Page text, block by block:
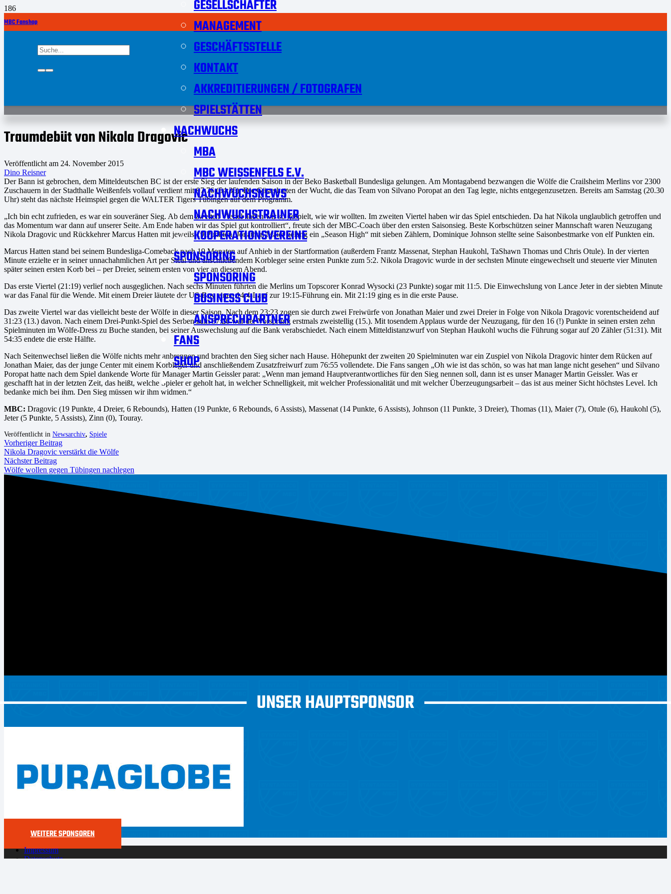
MBC Fanshop
GESELLSCHAFTER
MANAGEMENT
GESCHÄFTSSTELLE
KONTAKT
AKKREDITIERUNGEN / FOTOGRAFEN
SPIELSTÄTTEN
NACHWUCHS
MBA
MBC WEISSENFELS E.V.
NACHWUCHSNEWS
NACHWUCHSTRAINER
KOOPERATIONSVEREINE
SPONSORING
SPONSORING
BUSINESS CLUB
ANSPRECHPARTNER
FANS
SHOP
Traumdebüt von Nikola Dragovic
Veröffentlicht am 24. November 2015
Dino Reisner
Der Bann ist gebrochen, dem Mitteldeutschen BC ist der erste Sieg der laufenden Saison in der Beko Basketball Bundesliga gelungen. Am Montagabend bezwangen die Wölfe die Crailsheim Merlins vor 2300
Zuschauern in der Stadthalle Weißenfels vollauf verdient mit 97:76 (54:35). Die Gäste hatten der Wucht, die das Team von Silvano Poropat an den Tag legte, nichts entgegenzusetzen. Bereits am Samstag (20.30
Uhr) steht das nächste Heimspiel gegen die WALTER Tigers Tübingen auf dem Programm.
„Ich bin echt zufrieden, es war ein souveräner Sieg. Ab dem zweiten Viertel haben wir so gespielt, wie wir wollten. Im zweiten Viertel haben wir das Spiel entschieden. Da hat Nikola unglaublich getroffen und
das Momentum war dann auf unserer Seite. Am Ende haben wir das Spiel gut kontrolliert“, freute sich der MBC-Coach über den ersten Saisonsieg. Beste Korbschützen seiner Mannschaft waren Neuzugang
Nikola Dragovic und Rückkehrer Marcus Hatten mit jeweils 19 Punkten, Jonathan Maier gelang ein „Season High“ mit sieben Zählern, Dominique Johnson stellte seine Saisonbestmarke von elf Punkten ein.
Marcus Hatten stand bei seinem Bundesliga-Comeback nach 19 Monaten auf Anhieb in der Startformation (außerdem Frantz Massenat, Stephan Haukohl, TaShawn Thomas und Chris Otule). In der vierten
Minute erzielte er in seiner unnachahmlichen Art per Steal und anschließendem Korbleger seine ersten Punkte zum 5:2. Nikola Dragovic wurde in der sechsten Minute eingewechselt und steuerte vier Minuten
später seinen ersten Korb bei – per Dreier, seinem ersten von vier an diesem Abend.
Das erste Viertel (21:19) verlief noch ausgeglichen. Nach sechs Minuten führten die Merlins um Topscorer Konrad Wysocki (23 Punkte) sogar mit 11:5. Die Einwechslung von Lance Jeter in der siebten Minute
war das Fanal für die Wende. Mit einem Dreier läutete der US-Boy einen 14:4-Lauf zur 19:15-Führung ein. Mit 21:19 ging es in die erste Pause.
Das zweite Viertel war das vielleicht beste der Wölfe in dieser Saison. Nach dem 23:23 zogen sie durch zwei Freiwürfe von Jonathan Maier und zwei Dreier in Folge von Nikola Dragovic vorentscheidend auf
31:23 (13.) davon. Nach einem Drei-Punkt-Spiel des Serben zum 37:26 war der Vorsprung erstmals zweistellig (15.). Mit tosendem Applaus wurde der Neuzugang, für den 16 (!) Punkte in seinen ersten zehn
Spielminuten im Wölfe-Dress zu Buche standen, bei seiner Auswechslung auf die Bank verabschiedet. Nach einem Mitteldistanzwurf von Stephan Haukohl wuchs die Führung sogar auf 20 Zähler (51:31). Mit
54:35 endete die erste Hälfte.
Nach Seitenwechsel ließen die Wölfe nichts mehr anbrennen und brachten den Sieg sicher nach Hause. Höhepunkt der zweiten 20 Spielminuten war ein Zuspiel von Nikola Dragovic hinter dem Rücken auf
Jonathan Maier, das der junge Center mit einem Korbleger und anschließendem Zusatzfreiwurf zum 76:55 vollendete. Die Fans sangen „Oh wie ist das schön, so was hat man lange nicht gesehen“ und Silvano
Poropat hatte nach dem Spiel dankende Worte für Manager Martin Geissler parat: „Wenn man jemand Hauptverantwortliches für den Sieg nennen soll, dann ist es unser Manager Martin Geissler. Was er
geschafft hat in der letzten Zeit, das heißt, welche Spieler er geholt hat, in welcher Schnelligkeit, mit welcher Professionalität und mit welcher Überzeugungsarbeit – das ist aus meiner Sicht höchstes Level. Ich
bedanke mich bei ihm. Den Sieg müssen wir ihm widmen.“
MBC: Dragovic (19 Punkte, 4 Dreier, 6 Rebounds), Hatten (19 Punkte, 6 Rebounds, 6 Assists), Massenat (14 Punkte, 6 Assists), Johnson (11 Punkte, 3 Dreier), Thomas (11), Maier (7), Otule (6), Haukohl (5),
Jeter (5 Punkte, 5 Assists), Zinn (0), Touray.
Veröffentlicht in Newsarchiv, Spiele
Vorheriger Beitrag
Nikola Dragovic verstärkt die Wölfe
Nächster Beitrag
Wölfe wollen gegen Tübingen nachlegen
UNSER HAUPTSPONSOR
WEITERE SPONSOREN
Impressum
Datenschutz